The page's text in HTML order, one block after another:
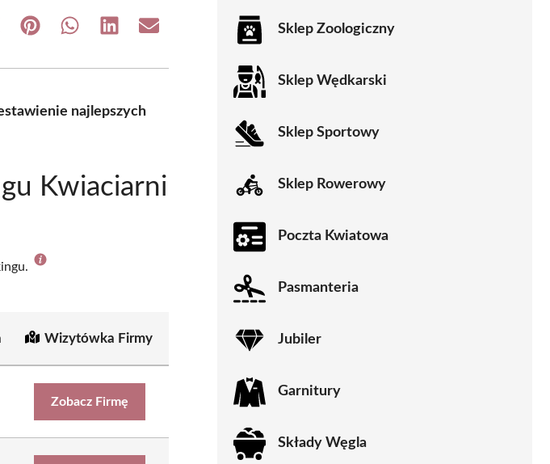
Share Share Share Share
najlepszych
Kwiaciarni
Wizytówka Firmy
Zobacz Firmę
Sklep Zoologiczny
Sklep Wędkarski
Sklep Sportowy
Sklep Rowerowy
Poczta Kwiatowa
Pasmanteria
Jubiler
Garnitury
Składy Węgla